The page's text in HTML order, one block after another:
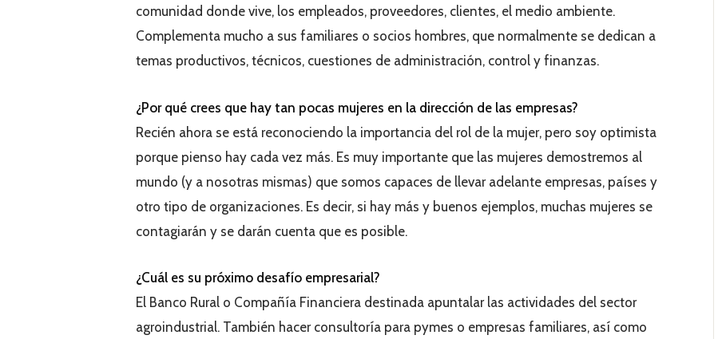
comunidad donde vive, los empleados, proveedores, clientes, el medio ambiente.
Complementa mucho a sus familiares o socios hombres, que normalmente se dedican a
temas productivos, técnicos, cuestiones de administración, control y finanzas.
¿Por qué crees que hay tan pocas mujeres en la dirección de las empresas?
Recién ahora se está reconociendo la importancia del rol de la mujer, pero soy optimista
porque pienso hay cada vez más. Es muy importante que las mujeres demostremos al
mundo (y a nosotras mismas) que somos capaces de llevar adelante empresas, países y
otro tipo de organizaciones. Es decir, si hay más y buenos ejemplos, muchas mujeres se
contagiarán y se darán cuenta que es posible.
¿Cuál es su próximo desafío empresarial?
El Banco Rural o Compañía Financiera destinada apuntalar las actividades del sector
agroindustrial. También hacer consultoría para pymes o empresas familiares, así como